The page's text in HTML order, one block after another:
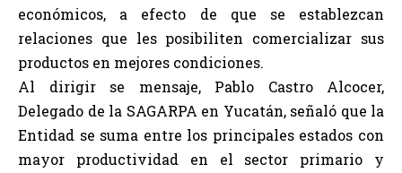
económicos, a efecto de que se establezcan
relaciones que les posibiliten comercializar sus
productos en mejores condiciones.
Al dirigir se mensaje, Pablo Castro Alcocer,
Delegado de la SAGARPA en Yucatán, señaló que la
Entidad se suma entre los principales estados con
mayor productividad en el sector primario y